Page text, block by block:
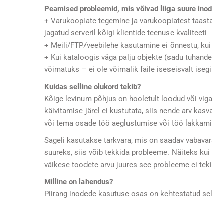
Peamised probleemid, mis võivad liiga suure
+ Varukoopiate tegemine ja varukoopiatest
jagatud serveril kõigi klientide teenuse kvaliteeti
+ Meili/FTP/veebilehe kasutamine ei õnnestu,
+ Kui kataloogis väga palju objekte (sadu
võimatuks – ei ole võimalik faile iseseisvalt
Kuidas selline olukord tekib?
Kõige levinum põhjus on hooletult loodud või
käivitamise järel ei kustutata, siis nende arv
või tema osade töö aeglustumise või töö
Sageli kasutakse tarkvara, mis on saadav
suureks, siis võib tekkida probleeme. Näiteks
väikese toodete arvu juures see probleeme ei
Milline on lahendus?
Piirang inodede kasutuse osas on kehtestatud